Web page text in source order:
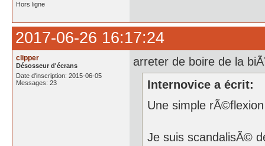
Hors ligne
2017-06-26 16:17:24
clipper
Désosseur d'écrans
Date d'inscription: 2015-06-05
Messages: 23
arreter de boire de la
Internovice a écrit:
Une simple rÃ©flexion
Je suis scandalisÃ©